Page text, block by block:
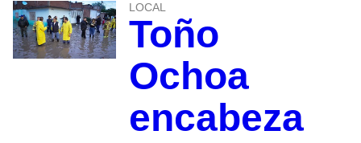
LOCAL
Toño
Ochoa
encabeza